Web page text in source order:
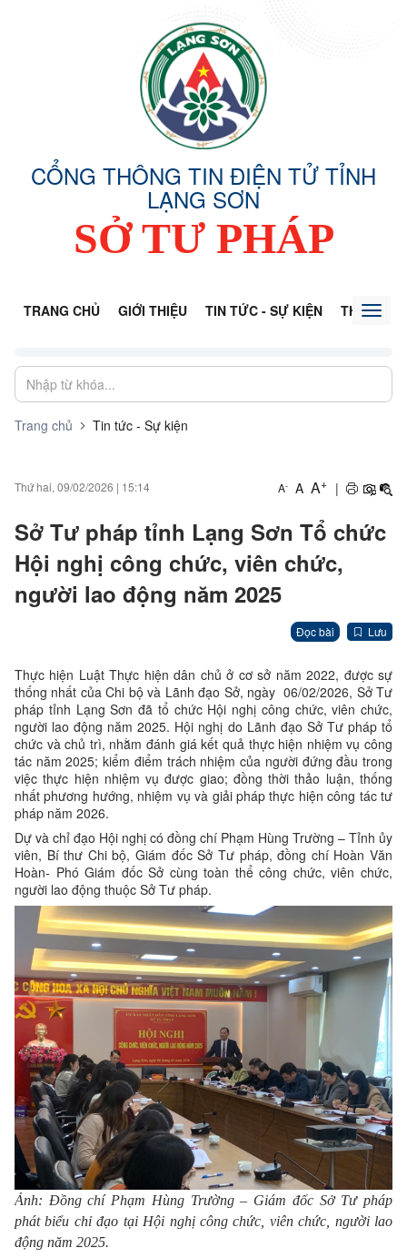
CỔNG THÔNG TIN ĐIỆN TỬ TỈNH
LẠNG SƠN
SỞ TƯ PHÁP
TRANG CHỦ GIỚI THIỆU TIN TỨC - SỰ KIỆN THÔNG
Trang chủ Tin tức - Sự kiện
Thứ hai, 09/02/2026 | 15:14 A- A A+ |
Sở Tư pháp tỉnh Lạng Sơn Tổ chức
Hội nghị công chức, viên chức,
người lao động năm 2025
Đọc bài Lưu
Thực hiện Luật Thực hiện dân chủ ở cơ sở năm 2022, được sự
thống nhất của Chi bộ và Lãnh đạo Sở, ngày 06/02/2026, Sở Tư
pháp tỉnh Lạng Sơn đã tổ chức Hội nghị công chức, viên chức,
người lao động năm 2025. Hội nghị do Lãnh đạo Sở Tư pháp tổ
chức và chủ trì, nhằm đánh giá kết quả thực hiện nhiệm vụ công
tác năm 2025; kiểm điểm trách nhiệm của người đứng đầu trong
việc thực hiện nhiệm vụ được giao; đồng thời thảo luận, thống
nhất phương hướng, nhiệm vụ và giải pháp thực hiện công tác tư
pháp năm 2026.
Dự và chỉ đạo Hội nghị có đồng chí Phạm Hùng Trường – Tỉnh ủy
viên, Bí thư Chi bộ, Giám đốc Sở Tư pháp, đồng chí Hoàn Văn
Hoàn- Phó Giám đốc Sở cùng toàn thể công chức, viên chức,
người lao động thuộc Sở Tư pháp.
Ảnh: Đồng chí Phạm Hùng Trường – Giám đốc Sở Tư pháp
phát biểu chỉ đạo tại Hội nghị công chức, viên chức, người lao
động năm 2025.